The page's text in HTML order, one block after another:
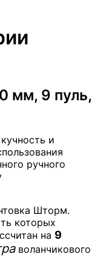
мм, 9 пуль,
и
ручного
Шторм.
которых
на 9
воланчикового